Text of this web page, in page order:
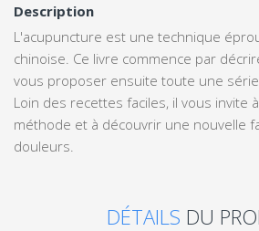
Description
L'acupuncture est une technique
chinoise. Ce livre commence par
vous proposer ensuite toute une série
Loin des recettes faciles, il vous invite
méthode et à découvrir une nouvelle
douleurs.
DÉTAILS DU